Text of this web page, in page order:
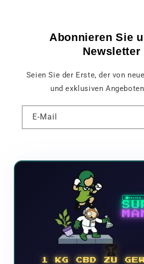
Abonnieren Sie
Newsletter
Seien Sie der Erste, der von
und exklusiven
E-Mail
🏆
1 KG CBD ZU